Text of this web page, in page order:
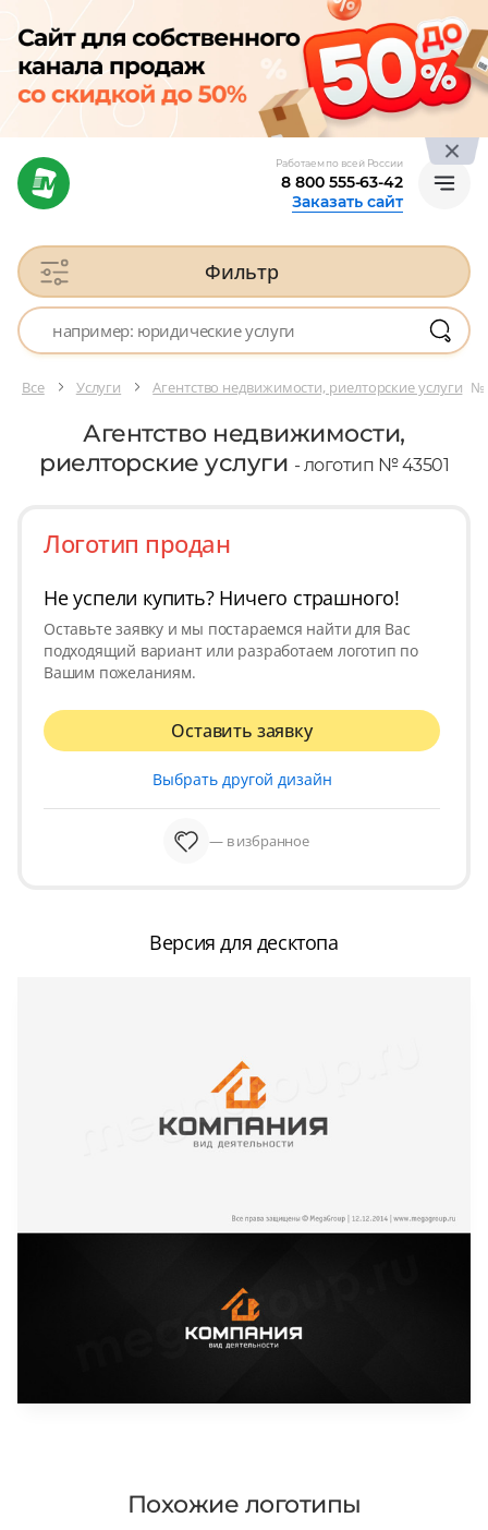
Работаем по всей России
8 800 555-63-42
Заказать сайт
Фильтр
Все Услуги Агентство недвижимости, риелторские услуги №
Агентство недвижимости,
риелторские услуги - логотип № 43501
Логотип продан
Не успели купить? Ничего страшного!
Оставьте заявку и мы постараемся найти для Вас
подходящий вариант или разработаем логотип по
Вашим пожеланиям.
Оставить заявку
Выбрать другой дизайн
— в избранное
Версия для десктопа
Похожие логотипы